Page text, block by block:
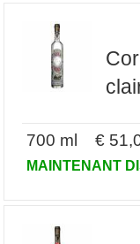
700 ml €
MAINTENANT